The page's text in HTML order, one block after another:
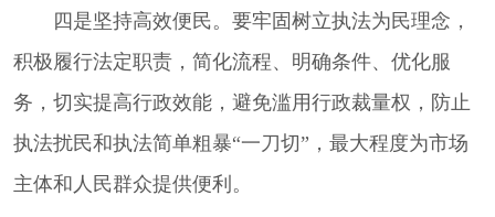
四是坚持高效便民。要牢固树立执法为民理念，
积极履行法定职责，简化流程、明确条件、优化服
务，切实提高行政效能，避免滥用行政裁量权，防止
执法扰民和执法简单粗暴“一刀切”，最大程度为市场
主体和人民群众提供便利。